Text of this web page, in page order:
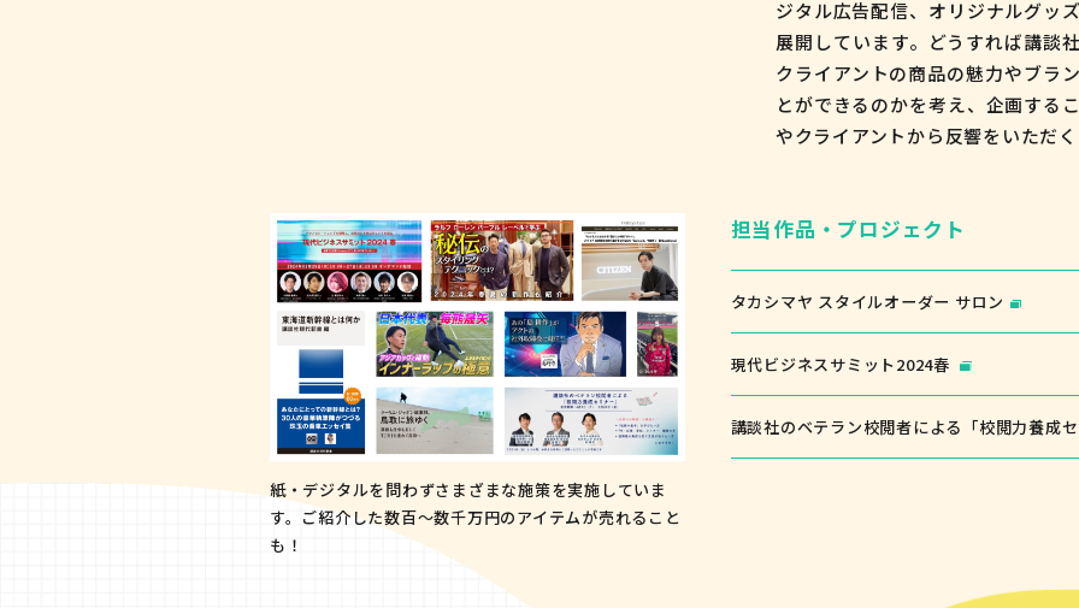
ジタル広告配信、オリジナルグッ
展開しています。どうすれば講談
クライアントの商品の魅力やブラ
とができるのかを考え、企画する
やクライアントから反響をいただ
紙・デジタルを問わずさまざまな施策を実施していま
す。ご紹介した数百〜数千万円のアイテムが売れること
も！
担当作品・プロジェクト
タカシマヤ スタイルオーダー サロン
現代ビジネスサミット2024春
講談社のベテラン校閲者による「校閲力養成